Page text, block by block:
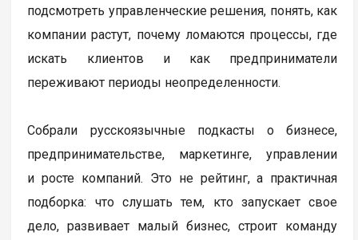
подсмотреть управленческие решения, понять, как
компании растут, почему ломаются процессы, где
искать клиентов и как предприниматели
переживают периоды неопределенности.
Собрали русскоязычные подкасты о бизнесе,
предпринимательстве, маркетинге, управлении
и росте компаний. Это не рейтинг, а практичная
подборка: что слушать тем, кто запускает свое
дело, развивает малый бизнес, строит команду